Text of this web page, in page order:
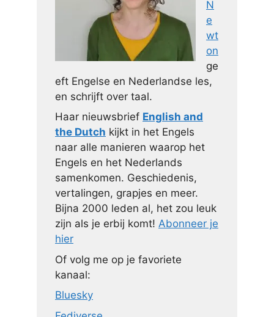
N
e
wt
on
ge
eft Engelse en Nederlandse les,
en schrijft over taal.
Haar nieuwsbrief English and
the Dutch kijkt in het Engels
naar alle manieren waarop het
Engels en het Nederlands
samenkomen. Geschiedenis,
vertalingen, grapjes en meer.
Bijna 2000 leden al, het zou leuk
zijn als je erbij komt! Abonneer je
hier
Of volg me op je favoriete
kanaal:
Bluesky